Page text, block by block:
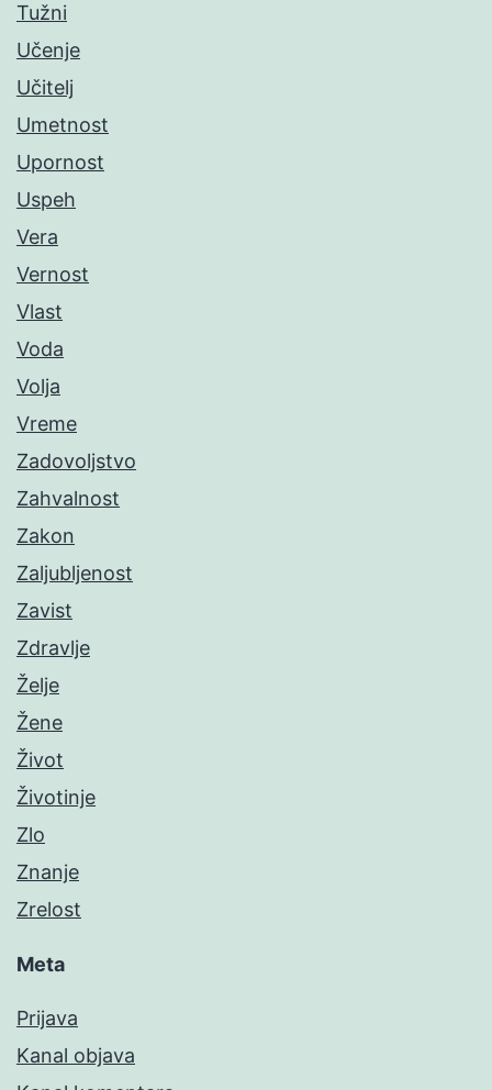
Tužni
Učenje
Učitelj
Umetnost
Upornost
Uspeh
Vera
Vernost
Vlast
Voda
Volja
Vreme
Zadovoljstvo
Zahvalnost
Zakon
Zaljubljenost
Zavist
Zdravlje
Želje
Žene
Život
Životinje
Zlo
Znanje
Zrelost
Meta
Prijava
Kanal objava